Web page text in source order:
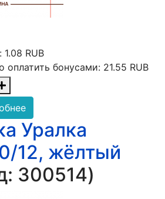
1.08 RUB
оплатить бонусами: 21.55 RUB
Уралка
12, жёлтый
300514)